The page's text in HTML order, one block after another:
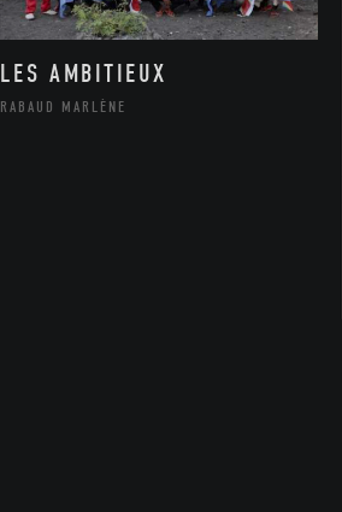
LES AMBITIEUX
RABAUD MARLÈNE